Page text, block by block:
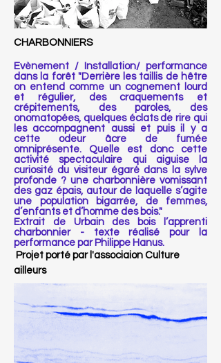
CHARBONNIERS
Evènement / Installation/ performance
dans la forêt "Derrière les taillis de hêtre
on entend comme un cognement lourd
et régulier, des craquements et
crépitements, des paroles, des
onomatopées, quelques éclats de rire qui
les accompagnent aussi et puis il y a
cette odeur âcre de fumée
omniprésente. Quelle est donc cette
activité spectaculaire qui aiguise la
curiosité du visiteur égaré dans la sylve
profonde ? une charbonnière vomissant
des gaz épais, autour de laquelle s’agite
une population bigarrée, de femmes,
d’enfants et d’homme des bois."
Extrait de Urbain des bois l’apprenti
charbonnier - texte réalisé pour la
performance par Philippe Hanus.
Projet porté par l'associaion Culture
ailleurs